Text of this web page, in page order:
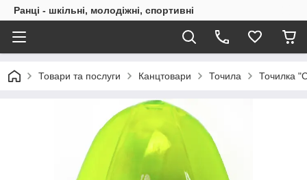
Ранці - шкільні, молодіжні, спортивні
Товари та послуги Канцтовари Точила Точилка